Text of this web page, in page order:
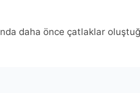
daha önce çatlaklar